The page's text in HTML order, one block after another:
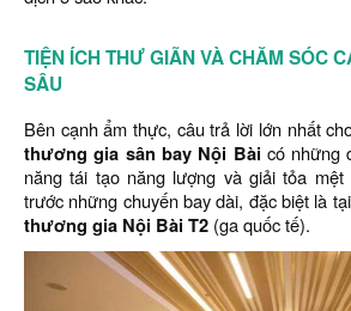
TIỆN ÍCH THƯ GIÃN VÀ CHĂM SÓC
SÂU
Bên cạnh ẩm thực, câu trả lời lớn nhất
thương gia sân bay Nội Bài có những
năng tái tạo năng lượng và giải tỏa mệt
trước những chuyến bay dài, đặc biệt là
thương gia Nội Bài T2 (ga quốc tế).